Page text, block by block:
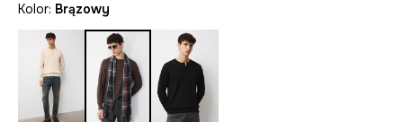
Kolor: brązowy